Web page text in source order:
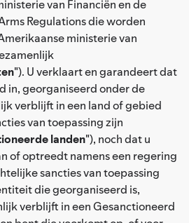
van Financiën en de
Regulations die worden
ministerie van
"). U verklaart en garandeert dat
in, georganiseerd onder de
verblijft in een land of gebied
van toepassing zijn
landen"), noch dat u
of optreedt namens een regering
sancties van toepassing
die georganiseerd is,
verblijft in een Gesanctioneerd